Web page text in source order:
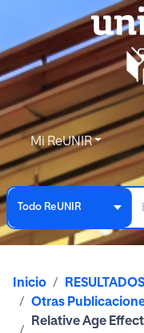
Mi ReUNIR
Todo ReUNIR
Inicio
Otras
Relative Age